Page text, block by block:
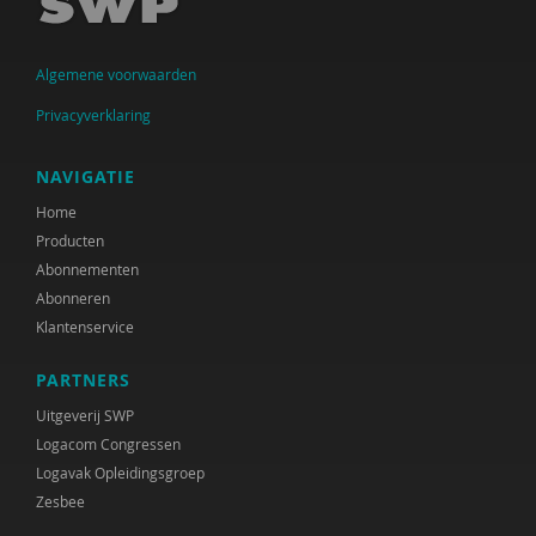
Sander van Arum
Amma Asante
Diverse auteurs
Ine Avontuur
Herman Baartman
Paul Baeten
Hilde Bakker
Dick Barelds
Cora Bartelink
Fiet van Beek
Algemene voorwaarden
Privacyverklaring
NAVIGATIE
Home
Producten
Abonnementen
Abonneren
Klantenservice
PARTNERS
Uitgeverij SWP
Logacom Congressen
Logavak Opleidingsgroep
Zesbee